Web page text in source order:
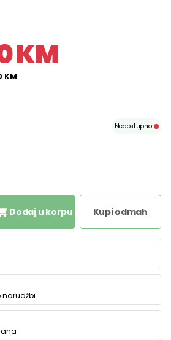
KM
KM
Nedostupno
Dodaj u korpu Kupi odmah
narudžbi